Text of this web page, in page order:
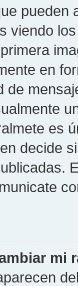
pueden
viendo
en
de
es
decide
mi